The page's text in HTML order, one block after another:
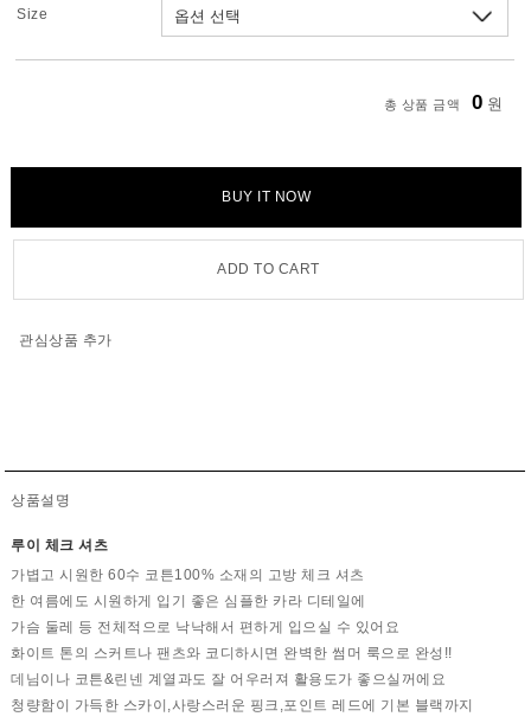
Size
총 상품 금액 0 원
BUY IT NOW
ADD TO CART
관심상품 추가
상품설명
루이 체크 셔츠
가볍고 시원한 60수 코튼100% 소재의 고방 체크 셔츠
한 여름에도 시원하게 입기 좋은 심플한 카라 디테일에
가슴 둘레 등 전체적으로 낙낙해서 편하게 입으실 수 있어요
화이트 톤의 스커트나 팬츠와 코디하시면 완벽한 썸머 룩으로 완성!!
데님이나 코튼&린넨 계열과도 잘 어우러져 활용도가 좋으실꺼에요
청량함이 가득한 스카이,사랑스러운 핑크,포인트 레드에 기본 블랙까지